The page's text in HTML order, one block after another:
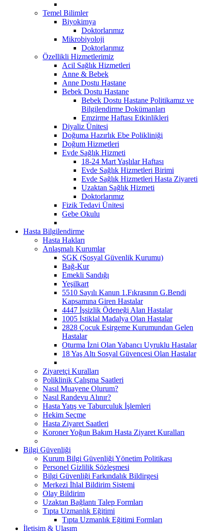
Temel Bilimler
Biyokimya
Doktorlarımız
Mikrobiyoloji
Doktorlarımız
Özellikli Hizmetlerimiz
Acil Sağlık Hizmetleri
Anne & Bebek
Anne Dostu Hastane
Bebek Dostu Hastane
Bebek Dostu Hastane Politikamız ve
Bilgilendirme Dokümanları
Emzirme Haftası Etkinlikleri
Diyaliz Ünitesi
Doğuma Hazırlık Ebe Polikliniği
Doğum Hizmetleri
Evde Sağlık Hizmeti
18-24 Mart Yaşlılar Haftası
Evde Sağlık Hizmetleri Birimi
Evde Sağlık Hizmetleri Hasta Ziyareti
Uzaktan Sağlık Hizmeti
Doktorlarımız
Fizik Tedavi Ünitesi
Gebe Okulu
Hasta Bilgilendirme
Hasta Hakları
Anlaşmalı Kurumlar
SGK (Sosyal Güvenlik Kurumu)
Bağ-Kur
Emekli Sandığı
Yeşilkart
5510 Sayılı Kanun 1.Fıkrasının G.Bendi
Kapsamına Giren Hastalar
4447 İşsizlik Ödeneği Alan Hastalar
1005 İstiklal Madalya Olan Hastalar
2828 Çocuk Esirgeme Kurumundan Gelen
Hastalar
Oturma İzni Olan Yabancı Uyruklu Hastalar
18 Yaş Altı Sosyal Güvencesi Olan Hastalar
Ziyaretçi Kuralları
Poliklinik Çalışma Saatleri
Nasıl Muayene Olurum?
Nasıl Randevu Alınır?
Hasta Yatış ve Taburculuk İşlemleri
Hekim Seçme
Hasta Ziyaret Saatleri
Koroner Yoğun Bakım Hasta Ziyaret Kuralları
Bilgi Güvenliği
Kurum Bilgi Güvenliği Yönetim Politikası
Personel Gizlilik Sözleşmesi
Bilgi Güvenliği Farkındalık Bildirgesi
Merkezi İhlal Bildirim Sistemi
Olay Bildirim
Uzaktan Bağlantı Talep Formları
Tıpta Uzmanlık Eğitimi
Tıpta Uzmanlık Eğitimi Formları
İletişim & Ulaşım